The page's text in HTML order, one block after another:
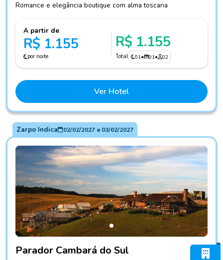
Romance e elegância boutique com alma toscana
A partir de
R$ 1.155
por noite
R$ 1.155
Total 01• 01• 02
Ver Hotel
Zarpo Indica 02/02/2027a 03/02/2027
Parador Cambará do Sul